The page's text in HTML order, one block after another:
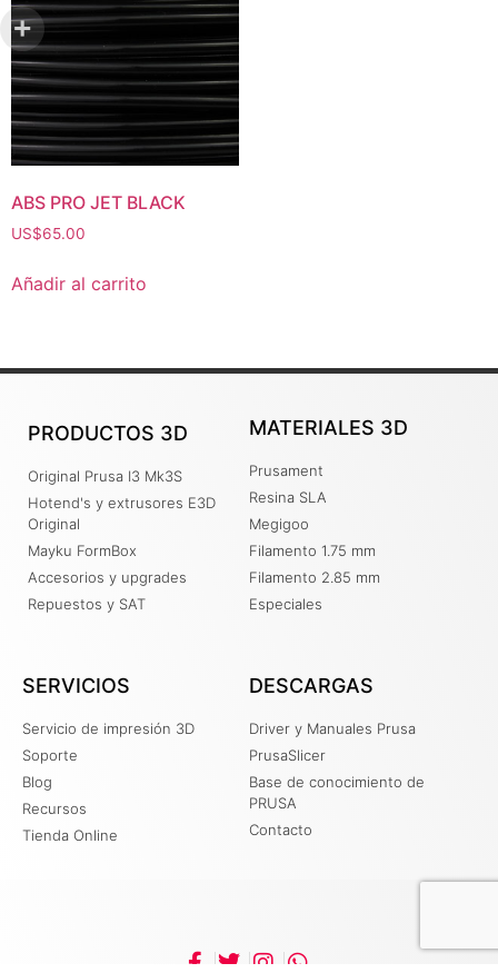
ABS PRO JET BLACK
US$65.00
Añadir al carrito
PRODUCTOS 3D
Original Prusa I3 Mk3S
Hotend's y extrusores E3D
Original
Mayku FormBox
Accesorios y upgrades
Repuestos y SAT
MATERIALES 3D
Prusament
Resina SLA
Megigoo
Filamento 1.75 mm
Filamento 2.85 mm
Especiales
SERVICIOS
Servicio de impresión 3D
Soporte
Blog
Recursos
Tienda Online
DESCARGAS
Driver y Manuales Prusa
PrusaSlicer
Base de conocimiento de
PRUSA
Contacto